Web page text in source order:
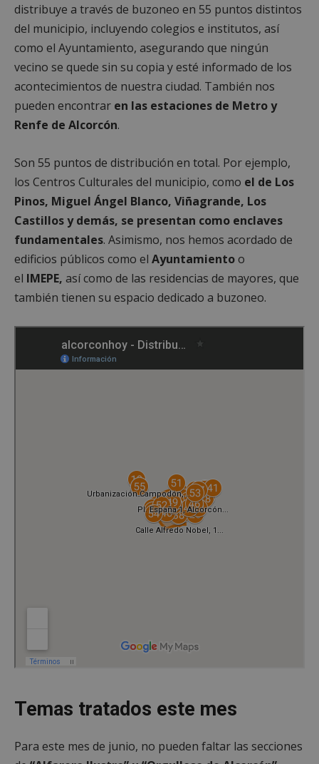
distribuye a través de buzoneo en 55 puntos distintos
del municipio, incluyendo colegios e institutos, así
como el Ayuntamiento, asegurando que ningún
vecino se quede sin su copia y esté informado de los
acontecimientos de nuestra ciudad. También nos
pueden encontrar en las estaciones de Metro y
Renfe de Alcorcón.
Son 55 puntos de distribución en total. Por ejemplo,
los Centros Culturales del municipio, como el de Los
Pinos, Miguel Ángel Blanco, Viñagrande, Los
Castillos y demás, se presentan como enclaves
fundamentales. Asimismo, nos hemos acordado de
edificios públicos como el Ayuntamientoo
el IMEPE, así como de las residencias de mayores, que
también tienen su espacio dedicado a buzoneo.
Temas tratados este mes
Para este mes de junio, no pueden faltar las secciones